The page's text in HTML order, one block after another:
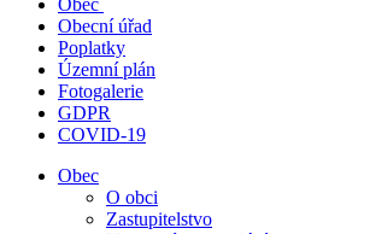
Obec
Obecní úřad
Poplatky
Územní plán
Fotogalerie
GDPR
COVID-19
Obec
O obci
Zastupitelstvo